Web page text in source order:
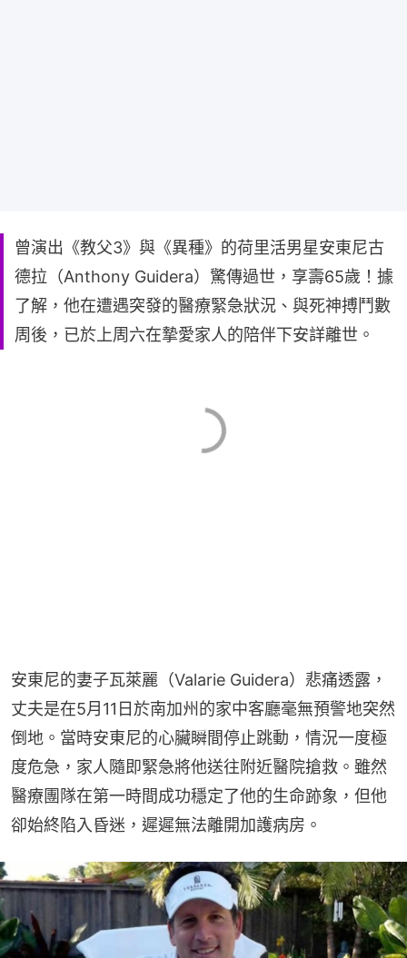
曾演出《教父3》與《異種》的荷里活男星安東尼古
德拉（Anthony Guidera）驚傳過世，享壽65歲！據
了解，他在遭遇突發的醫療緊急狀況、與死神搏鬥數
周後，已於上周六在摯愛家人的陪伴下安詳離世。
安東尼的妻子瓦萊麗（Valarie Guidera）悲痛透露，
丈夫是在5月11日於南加州的家中客廳毫無預警地突然
倒地。當時安東尼的心臟瞬間停止跳動，情況一度極
度危急，家人隨即緊急將他送往附近醫院搶救。雖然
醫療團隊在第一時間成功穩定了他的生命跡象，但他
卻始終陷入昏迷，遲遲無法離開加護病房。